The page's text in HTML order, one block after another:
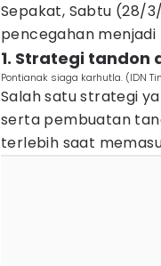
Sepakat, Sabtu (28/
pencegahan
1. Strategi tandon
Pontianak siaga karhutla. (IDN
Salah satu strategi
serta pembuatan
terlebih saat